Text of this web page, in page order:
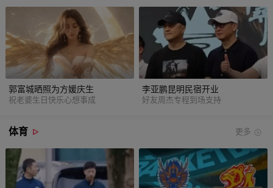
郭富城晒照为方媛庆生
祝老婆生日快乐心想事成
李亚鹏昆明民宿开业
好友周杰专程到场支持
体育 更多